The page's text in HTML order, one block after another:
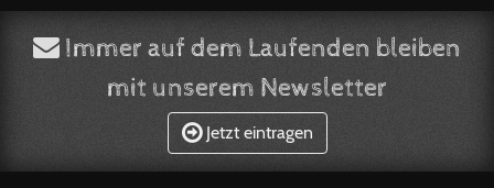
Immer auf dem Laufenden bleiben
mit unserem Newsletter
Jetzt eintragen